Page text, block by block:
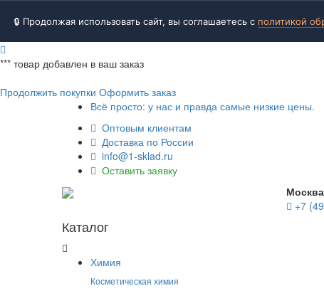
🔒 Продолжая использовать сайт, вы соглашаетесь с политикой
*** товар добавлен в ваш заказ
Продолжить покупки Оформить заказ
Всё просто: у нас и правда самые низкие цены.
Оптовым клиентам
Доставка по России
info@1-sklad.ru
Оставить заявку
Москва
+7
Каталог
Химия
Косметическая химия